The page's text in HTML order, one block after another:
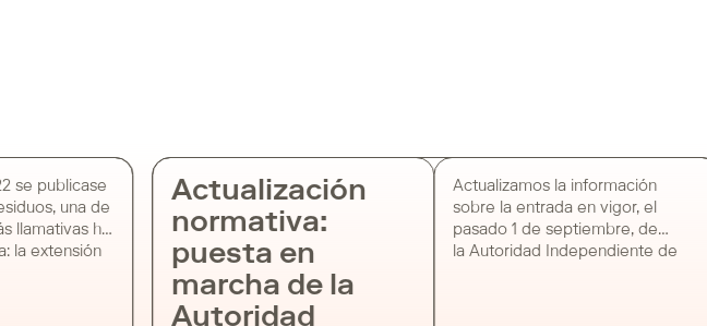
se publicase
una de
llamativas ha
la extensión
Actualización
normativa:
puesta en
marcha de la
Autoridad
Actualizamos la información
sobre la entrada en vigor, el
pasado 1 de septiembre, de
la Autoridad Independiente de